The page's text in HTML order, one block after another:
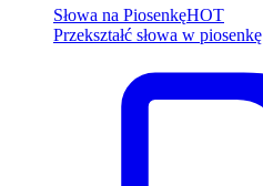
Słowa na PiosenkęHOT
Przekształć słowa w piosenkę